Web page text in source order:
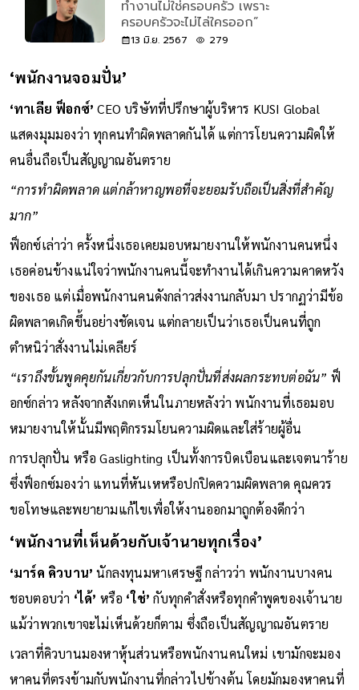
ทำงานไม่ใช่ครอบครัว เพราะ
ครอบครัวจะไม่ไล่ใครออก”
13 มิ.ย. 2567 279
‘พนักงานจอมปั่น’
‘ทาเลีย ฟ็อกซ์’CEO บริษัทที่ปรึกษาผู้บริหาร KUSI Global
แสดงมุมมองว่า ทุกคนทำผิดพลาดกันได้ แต่การโยนความผิดให้
คนอื่นถือเป็นสัญญาณอันตราย
“การทำผิดพลาด แต่กล้าหาญพอที่จะยอมรับถือเป็นสิ่งที่สำคัญ
มาก”
ฟ็อกซ์เล่าว่า ครั้งหนึ่งเธอเคยมอบหมายงานให้พนักงานคนหนึ่ง
เธอค่อนข้างแน่ใจว่าพนักงานคนนี้จะทำงานได้เกินความคาดหวัง
ของเธอ แต่เมื่อพนักงานคนดังกล่าวส่งงานกลับมา ปรากฏว่ามีข้อ
ผิดพลาดเกิดขึ้นอย่างชัดเจน แต่กลายเป็นว่าเธอเป็นคนที่ถูก
ตำหนิว่าสั่งงานไม่เคลียร์
“เราถึงขั้นพูดคุยกันเกี่ยวกับการปลุกปั่นที่ส่งผลกระทบต่อฉัน” ฟ็
อกซ์กล่าว หลังจากสังเกตเห็นในภายหลังว่า พนักงานที่เธอมอบ
หมายงานให้นั้นมีพฤติกรรมโยนความผิดและใส่ร้ายผู้อื่น
การปลุกปั่น หรือ Gaslighting เป็นทั้งการบิดเบือนและเจตนาร้าย
ซึ่งฟ็อกซ์มองว่า แทนที่หันเหหรือปกปิดความผิดพลาด คุณควร
ขอโทษและพยายามแก้ไขเพื่อให้งานออกมาถูกต้องดีกว่า
‘พนักงานที่เห็นด้วยกับเจ้านายทุกเรื่อง’
‘มาร์ค คิวบาน’นักลงทุนมหาเศรษฐี กล่าวว่า พนักงานบางคน
ชอบตอบว่า ‘ได้’ หรือ ‘ใช่’ กับทุกคำสั่งหรือทุกคำพูดของเจ้านาย
แม้ว่าพวกเขาจะไม่เห็นด้วยก็ตาม ซึ่งถือเป็นสัญญาณอันตราย
เวลาที่คิวบานมองหาหุ้นส่วนหรือพนักงานคนใหม่ เขามักจะมอง
หาคนที่ตรงข้ามกับพนักงานที่กล่าวไปข้างต้น โดยมักมองหาคนที่